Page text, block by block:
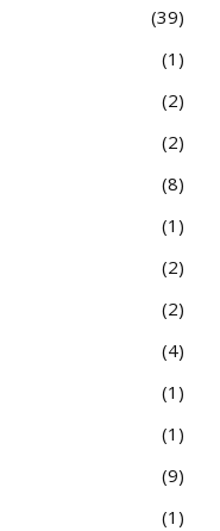
39
1
2
2
8
1
2
2
4
1
1
9
1